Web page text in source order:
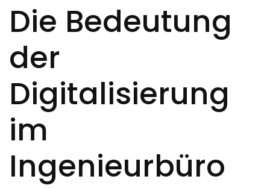
Die Bedeutung
der
Digitalisierung
im
Ingenieurbüro